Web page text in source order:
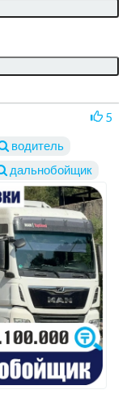
5
водитель
дальнобойщик